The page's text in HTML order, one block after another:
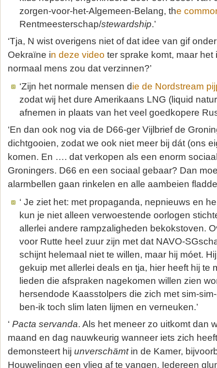
zorgen-voor-het-Algemeen-Belang, the
Rentmeesterschap/stewardship.’
‘Tja, N wist overigens niet of dat idee van gif
Oekraïne in deze video ter sprake komt, maar het
normaal mens zou dat verzinnen?’
‘Zijn het normale mensen die de Nordstream
zodat wij het dure Amerikaans LNG (liquid
afnemen in plaats van het veel goedkopere
‘En dan ook nog via de D66-ger Vijlbrief de
dichtgooien, zodat we ook niet meer bij dát (ons
komen. En …. dat verkopen als een enorm
Groningers. D66 en een sociaal gebaar? Dan
alarmbellen gaan rinkelen en alle aambeien
‘ Je ziet het: met propaganda, nepnieuws en
kun je niet alleen verwoestende oorlogen
allerlei andere rampzaligheden bekokstoven.
voor Rutte heel zuur zijn met dat NAVO-
schijnt helemaal niet te willen, maar hij móet.
gekuip met allerlei deals en tja, hier heeft hij te
lieden die afspraken nagekomen willen zien
hersendode Kaasstolpers die zich met sim-
ben-ik toch slim laten lijmen en verneuken.’
‘ Pacta servanda. Als het meneer zo uitkomt dan
maand en dag nauwkeurig wanneer iets zich
demonsteert hij unverschämtin de Kamer,
Houwelingen een vlieg af te vangen. Iedereen